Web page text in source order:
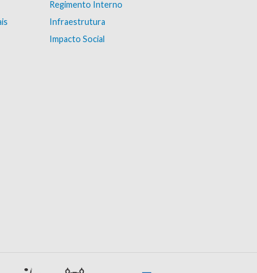
Regimento Interno
Infraestrutura
Impacto Social